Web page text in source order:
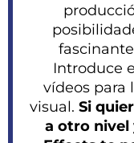
Introduce
vídeos para
visual. Si
a otro nivel